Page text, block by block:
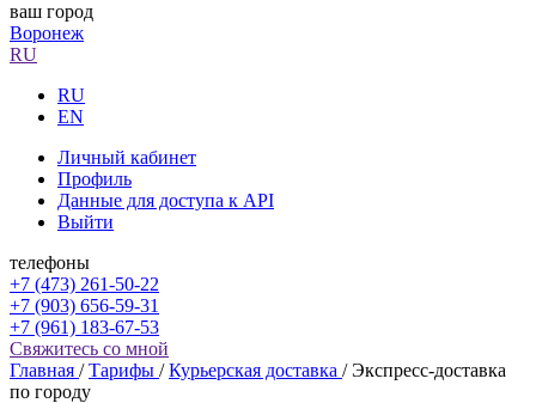
ваш город
Воронеж
RU
RU
EN
Личный кабинет
Профиль
Данные для доступа к API
Выйти
телефоны
+7 (473) 261-50-22
+7 (903) 656-59-31
+7 (961) 183-67-53
Свяжитесь со мной
Главная /Тарифы /Курьерская доставка /Экспресс-доставка
по городу